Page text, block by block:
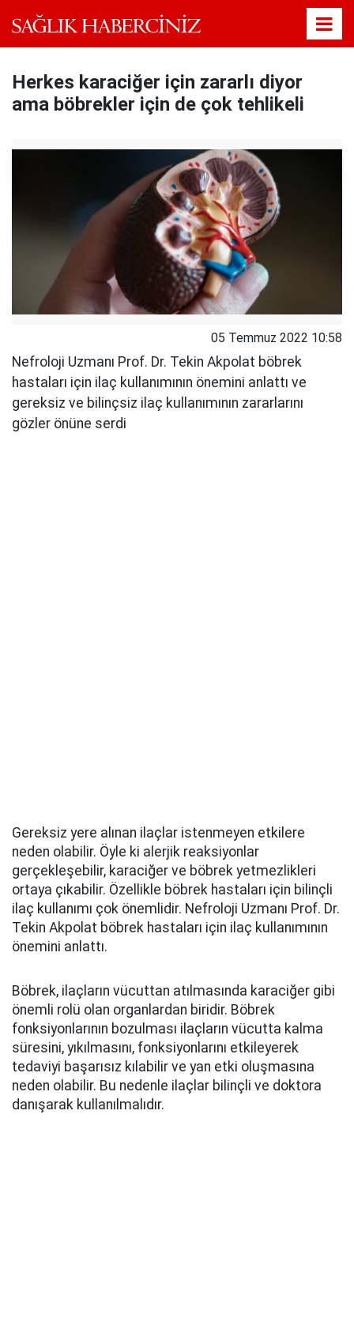
Herkes karaciğer için zararlı diyor
ama böbrekler için de çok tehlikeli
05 Temmuz 2022 10:58
Nefroloji Uzmanı Prof. Dr. Tekin Akpolat böbrek
hastaları için ilaç kullanımının önemini anlattı ve
gereksiz ve bilinçsiz ilaç kullanımının zararlarını
gözler önüne serdi
Gereksiz yere alınan ilaçlar istenmeyen etkilere
neden olabilir. Öyle ki alerjik reaksiyonlar
gerçekleşebilir, karaciğer ve böbrek yetmezlikleri
ortaya çıkabilir. Özellikle böbrek hastaları için bilinçli
ilaç kullanımı çok önemlidir. Nefroloji Uzmanı Prof. Dr.
Tekin Akpolat böbrek hastaları için ilaç kullanımının
önemini anlattı.
Böbrek, ilaçların vücuttan atılmasında karaciğer gibi
önemli rolü olan organlardan biridir. Böbrek
fonksiyonlarının bozulması ilaçların vücutta kalma
süresini, yıkılmasını, fonksiyonlarını etkileyerek
tedaviyi başarısız kılabilir ve yan etki oluşmasına
neden olabilir. Bu nedenle ilaçlar bilinçli ve doktora
danışarak kullanılmalıdır.